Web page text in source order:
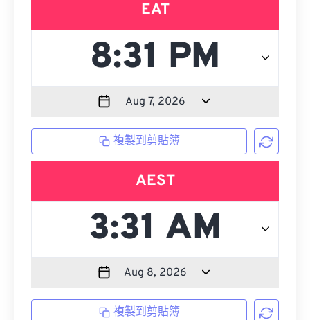
EAT
複製到剪貼簿
AEST
複製到剪貼簿